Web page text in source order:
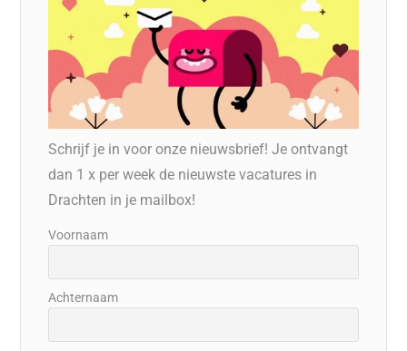
Schrijf je in voor onze nieuwsbrief! Je ontvangt
dan 1 x per week de nieuwste vacatures in
Drachten in je mailbox!
Voornaam
Achternaam